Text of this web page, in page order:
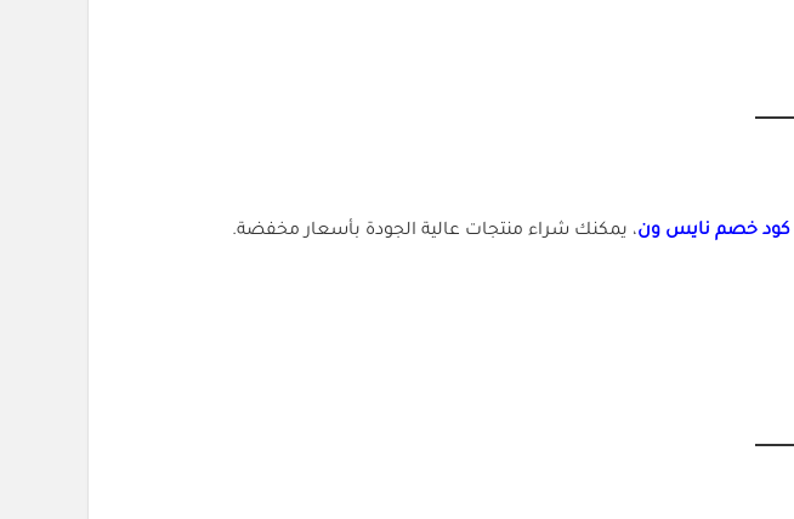
كود خصم نايس ون، يمكنك شراء منتجات عالية الجودة بأسعار مخفضة.